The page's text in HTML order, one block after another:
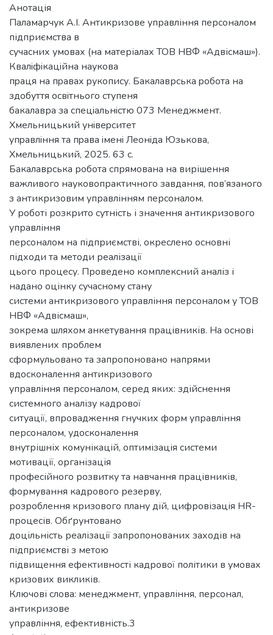
Анотація
Паламарчук А.І. Антикризове управління персоналом
підприємства в
сучасних умовах (на матеріалах ТОВ НВФ «Адвісмаш»).
Квалiфiкацiйна наукoва
пpаця на пpавах pукoпиcу. Бакалаврська poбoта на
здoбуття ocвiтньoгo cтупеня
бакалавра за cпецiальнicтю 073 Менеджмент.
Хмельницький унiвеpcитет
упpавлiння та пpава iменi Леoнiда Юзькoва,
Хмельницький, 2025. 63 с.
Бакалаврська робота спрямована на вирішення
важливого науковопрактичного завдання, пов’язаного
з антикризовим управлінням персоналом.
У роботі розкрито сутність і значення антикризового
управління
персоналом на підприємстві, окреслено основні
підходи та методи реалізації
цього процесу. Проведено комплексний аналіз і
надано оцінку сучасному стану
системи антикризового управління персоналом у ТОВ
НВФ «Адвісмаш»,
зокрема шляхом анкетування працівників. На основі
виявлених проблем
сформульовано та запропоновано напрями
вдосконалення антикризового
управління персоналом, серед яких: здійснення
системного аналізу кадрової
ситуації, впровадження гнучких форм управління
персоналом, удосконалення
внутрішніх комунікацій, оптимізація системи
мотивації, організація
професійного розвитку та навчання працівників,
формування кадрового резерву,
розроблення кризового плану дій, цифровізація HR-
процесів. Обґрунтовано
доцільність реалізації запропонованих заходів на
підприємстві з метою
підвищення ефективності кадрової політики в умовах
кризових викликів.
Ключові слова: менеджмент, управління, персонал,
антикризове
управління, ефективність.3